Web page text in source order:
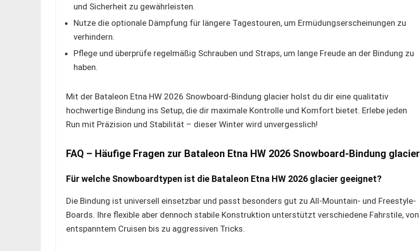
und Sicherheit zu gewährleisten.
Nutze die optionale Dämpfung für längere Tagestouren, um Ermüdungserscheinungen zu
verhindern.
Pflege und überprüfe regelmäßig Schrauben und Straps, um lange Freude an der Bindung zu
haben.
Mit der Bataleon Etna HW 2026 Snowboard-Bindung glacier holst du dir eine qualitativ
hochwertige Bindung ins Setup, die dir maximale Kontrolle und Komfort bietet. Erlebe jeden
Run mit Präzision und Stabilität – dieser Winter wird unvergesslich!
FAQ – Häufige Fragen zur Bataleon Etna HW 2026 Snowboard-Bindung glacier
Für welche Snowboardtypen ist die Bataleon Etna HW 2026 glacier geeignet?
Die Bindung ist universell einsetzbar und passt besonders gut zu All-Mountain- und Freestyle-
Boards. Ihre flexible aber dennoch stabile Konstruktion unterstützt verschiedene Fahrstile, von
entspanntem Cruisen bis zu aggressiven Tricks.